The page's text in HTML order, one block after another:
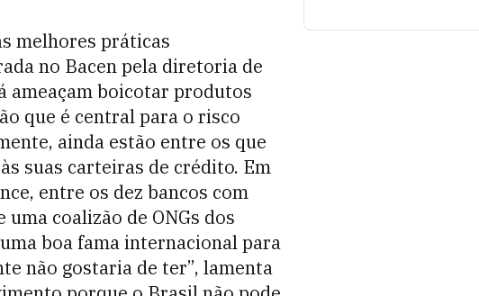
melhores práticas
no Bacen pela diretoria de
ameaçam boicotar produtos
que é central para o risco
ainda estão entre os que
suas carteiras de crédito. Em
entre os dez bancos com
coalizão de ONGs dos
boa fama internacional para
não gostaria de ter”, lamenta